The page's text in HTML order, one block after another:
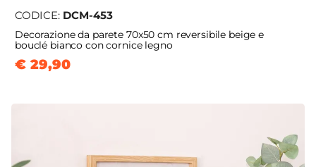
CODICE: DCM-453
Decorazione da parete 70x50 cm reversibile beige e
bouclé bianco con cornice legno
€ 29,90